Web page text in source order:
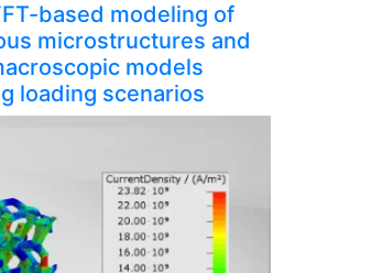
based modeling of
microstructures and
models
loading scenarios